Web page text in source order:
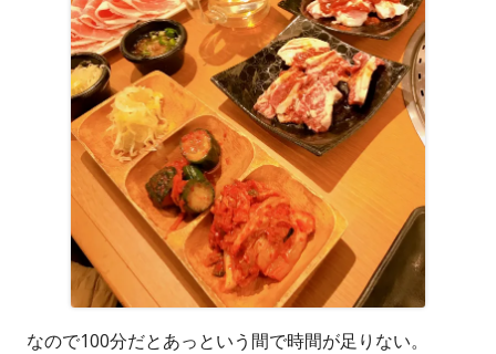
なので100分だとあっという間で時間が足りない。